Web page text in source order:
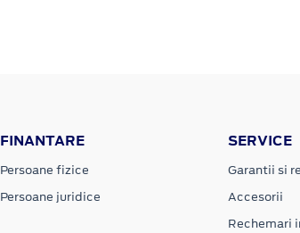
FINANTARE
Persoane fizice
Persoane juridice
SERVICE
Garantii si
Accesorii
Rechemari